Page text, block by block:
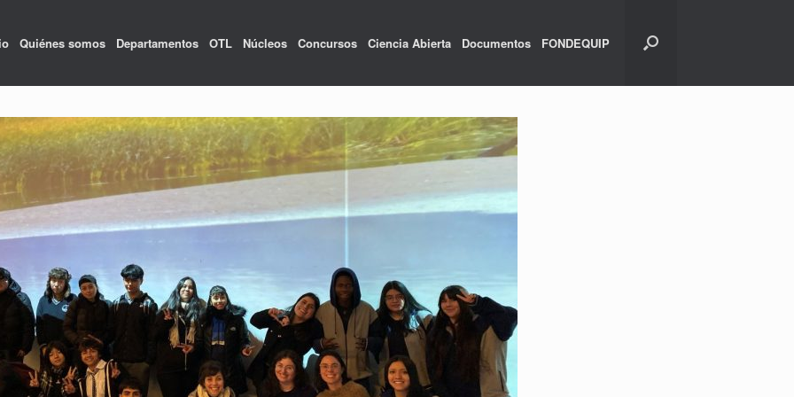
Quiénes somos Departamentos OTL Núcleos Concursos Ciencia Abierta Documentos FONDEQUIP